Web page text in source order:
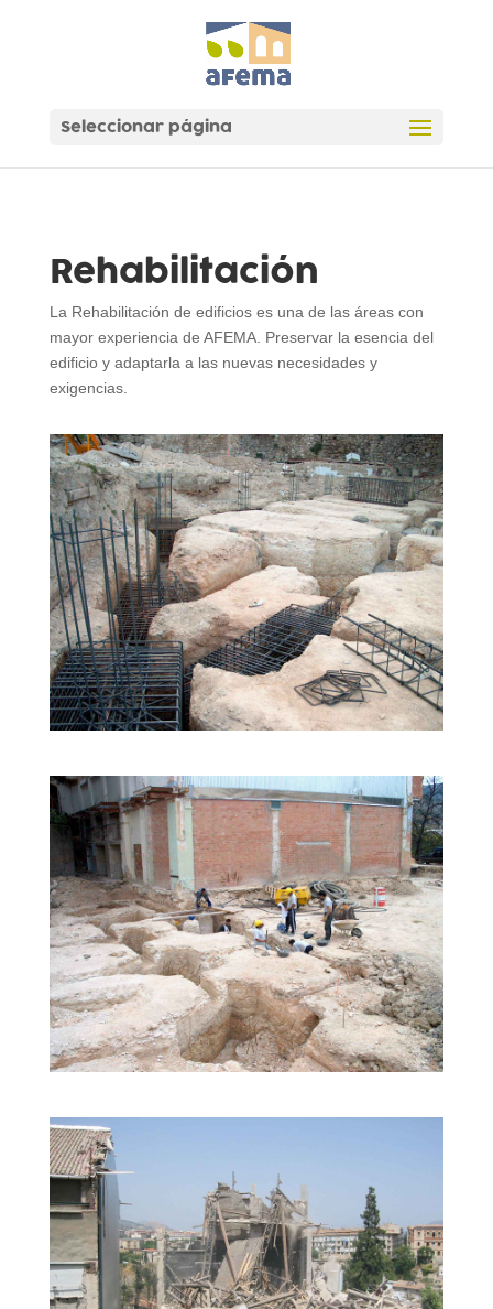
Seleccionar página
Rehabilitación
La Rehabilitación de edificios es una de las áreas con
mayor experiencia de AFEMA. Preservar la esencia del
edificio y adaptarla a las nuevas necesidades y
exigencias.